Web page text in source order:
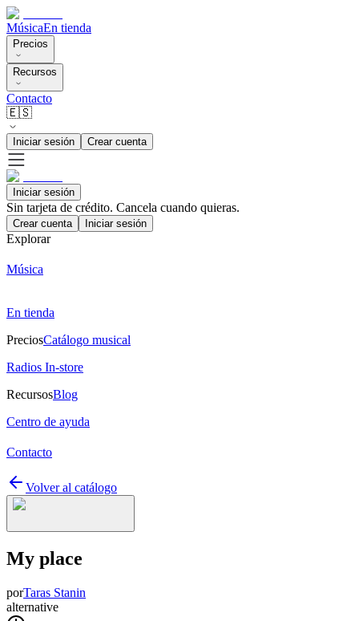
MúsicaEn tienda
Precios
Recursos
Contacto
🇪🇸
Iniciar sesión Crear cuenta
Iniciar sesión
Sin tarjeta de crédito. Cancela cuando quieras.
Crear cuenta Iniciar sesión
Explorar
Música
En tienda
PreciosCatálogo musical
Radios In-store
RecursosBlog
Centro de ayuda
Contacto
Volver al catálogo
My place
porTaras Stanin
alternative